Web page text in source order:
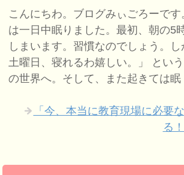
こんにちわ。ブログみぃごろーです
は一日中眠りました。最初、朝の5
しまいます。習慣なのでしょう。
土曜日、寝れるわ嬉しい。」 とい
の世界へ。そして、また起きては眠
「今、本当に教育現場に必要
る